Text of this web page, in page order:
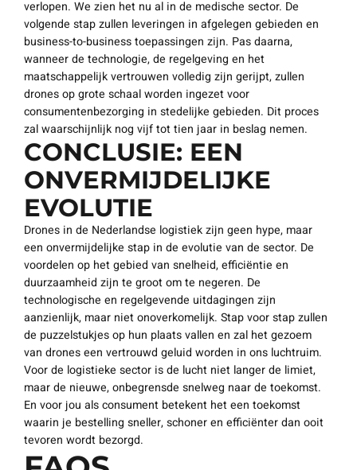
verlopen. We zien het nu al in de medische sector. De
volgende stap zullen leveringen in afgelegen gebieden en
business-to-business toepassingen zijn. Pas daarna,
wanneer de technologie, de regelgeving en het
maatschappelijk vertrouwen volledig zijn gerijpt, zullen
drones op grote schaal worden ingezet voor
consumentenbezorging in stedelijke gebieden. Dit proces
zal waarschijnlijk nog vijf tot tien jaar in beslag nemen.
CONCLUSIE: EEN
ONVERMIJDELIJKE
EVOLUTIE
Drones in de Nederlandse logistiek zijn geen hype, maar
een onvermijdelijke stap in de evolutie van de sector. De
voordelen op het gebied van snelheid, efficiëntie en
duurzaamheid zijn te groot om te negeren. De
technologische en regelgevende uitdagingen zijn
aanzienlijk, maar niet onoverkomelijk. Stap voor stap zullen
de puzzelstukjes op hun plaats vallen en zal het gezoem
van drones een vertrouwd geluid worden in ons luchtruim.
Voor de logistieke sector is de lucht niet langer de limiet,
maar de nieuwe, onbegrensde snelweg naar de toekomst.
En voor jou als consument betekent het een toekomst
waarin je bestelling sneller, schoner en efficiënter dan ooit
tevoren wordt bezorgd.